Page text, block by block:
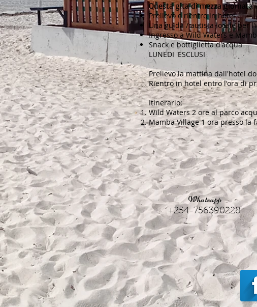
Questa gita di mezza giornata
Prelievo e rientro in hotel
Una guida / autista locale per
Ingresso a Wild Waters e
Snack e bottiglietta d'acqua
LUNEDI 'ESCLUSI
Prelievo la mattina dall'hotel
Rientro in hotel entro l'ora di
Itinerario:
Wild Waters 2 ore al parco
Mamba Village 1 ora presso la
Whatsapp
+254-756390228